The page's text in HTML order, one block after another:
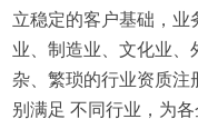
立稳定的客户基础，业
业、制造业、文化业、
杂、繁琐的行业资质注
别满足 不同行业，为